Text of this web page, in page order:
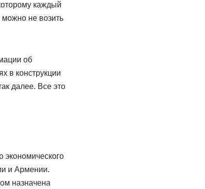
каждый
можно не возить
об
в конструкции
далее. Все это
экономического
и Армении.
назначена